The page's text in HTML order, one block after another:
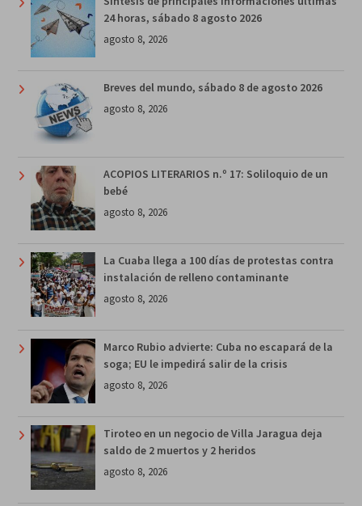
24 horas, sábado 8 agosto 2026
agosto 8, 2026
Breves del mundo, sábado 8 de agosto 2026
agosto 8, 2026
ACOPIOS LITERARIOS n.º 17: Soliloquio de un
bebé
agosto 8, 2026
La Cuaba llega a 100 días de protestas contra
instalación de relleno contaminante
agosto 8, 2026
Marco Rubio advierte: Cuba no escapará de la
soga; EU le impedirá salir de la crisis
agosto 8, 2026
Tiroteo en un negocio de Villa Jaragua deja
saldo de 2 muertos y 2 heridos
agosto 8, 2026